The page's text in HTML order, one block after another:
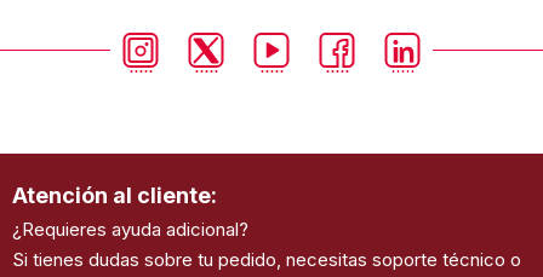
Atención al cliente:
¿Requieres ayuda adicional?
Si tienes dudas sobre tu pedido, necesitas soporte técnico o